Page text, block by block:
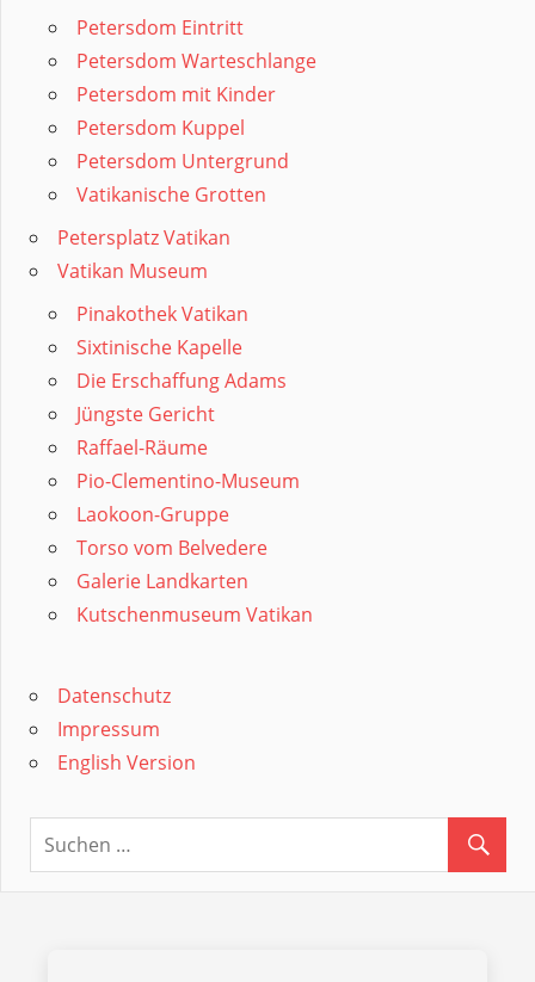
Petersdom Eintritt
Petersdom Warteschlange
Petersdom mit Kinder
Petersdom Kuppel
Petersdom Untergrund
Vatikanische Grotten
Petersplatz Vatikan
Vatikan Museum
Pinakothek Vatikan
Sixtinische Kapelle
Die Erschaffung Adams
Jüngste Gericht
Raffael-Räume
Pio-Clementino-Museum
Laokoon-Gruppe
Torso vom Belvedere
Galerie Landkarten
Kutschenmuseum Vatikan
Datenschutz
Impressum
English Version